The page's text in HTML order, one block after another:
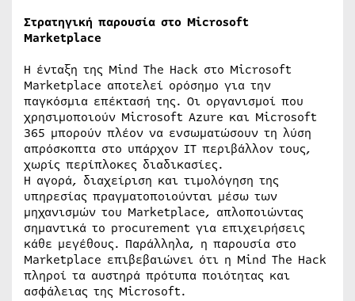
Στρατηγική παρουσία στο Microsoft
Marketplace
Η ένταξη της Mind The Hack στο Microsoft
Marketplace αποτελεί ορόσημο για την
παγκόσμια επέκτασή της. Οι οργανισμοί που
χρησιμοποιούν Microsoft Azure και Microsoft
365 μπορούν πλέον να ενσωματώσουν τη λύση
απρόσκοπτα στο υπάρχον IT περιβάλλον τους,
χωρίς περίπλοκες διαδικασίες.
Η αγορά, διαχείριση και τιμολόγηση της
υπηρεσίας πραγματοποιούνται μέσω των
μηχανισμών του Marketplace, απλοποιώντας
σημαντικά το procurement για επιχειρήσεις
κάθε μεγέθους. Παράλληλα, η παρουσία στο
Marketplace επιβεβαιώνει ότι η Mind The Hack
πληροί τα αυστηρά πρότυπα ποιότητας και
ασφάλειας της Microsoft.